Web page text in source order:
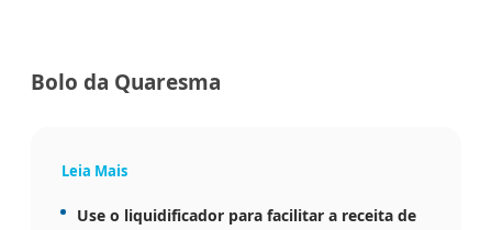
Bolo da Quaresma
Leia Mais
Use o liquidificador para facilitar a receita de